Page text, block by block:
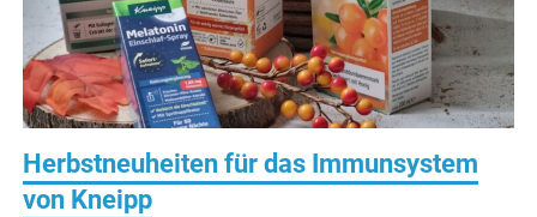
Herbstneuheiten für das Immunsystem
von Kneipp